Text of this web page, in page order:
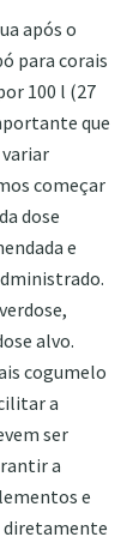
após o
para corais
100 l (27
que
começar
dose
e
alvo.
cogumelo
a
ser
a
e
​​diretamente